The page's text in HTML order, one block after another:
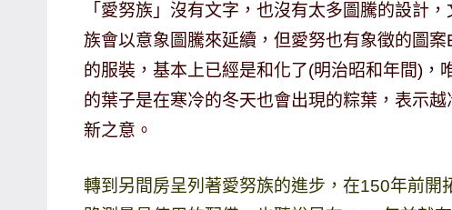
象。
★
「愛努族」沒有文字，也沒有太多圖騰的設計
族會以意象圖騰來延續，但愛努也有象徵的圖
的服裝，基本上已經是和化了(明治昭和年間)
的葉子是在寒冷的冬天也會出現的粽葉，表示
新之意。
轉到另間房呈列著愛努族的進步，在150年前